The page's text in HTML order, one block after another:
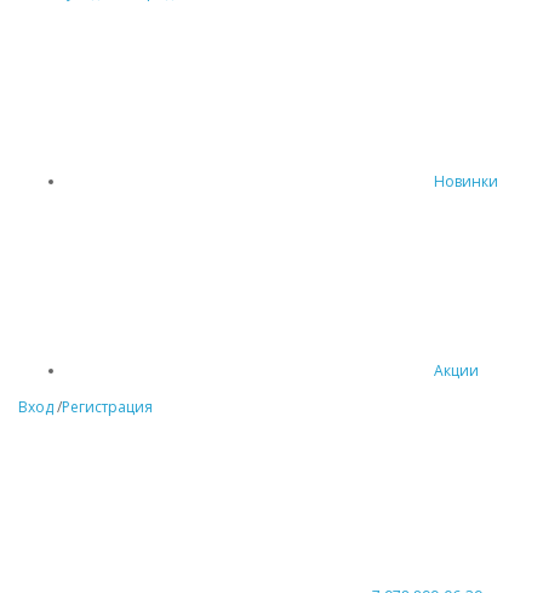
Новинки
Акции
Вход/Регистрация